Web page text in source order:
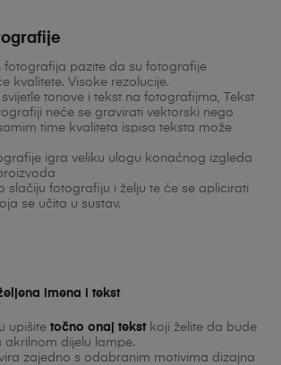
fotografija pazite da su fotografije
kvalitete. Visoke rezolucije.
svijetle tonove i tekst na fotografijma, Tekst
neće se gravirati vektorski nego
time kvaliteta ispisa teksta može
igra veliku ulogu konaćnog izgleda
slačiju fotografiju i želju te će se aplicirati
se učita u sustav.
imena i tekst
upišitetočno onaj tekstkoji želite da bude
akrilnom dijelu lampe.
zajedno s odabranim motivima dizajna